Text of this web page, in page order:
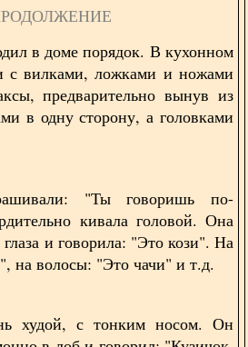
в доме порядок. В кухонном
с вилками, ложками и ножами
предварительно вынув из
в одну сторону, а головками
"Ты говоришь по-
кивала головой. Она
и говорила: "Это кози". На
на волосы: "Это чачи" и т.д.
худой, с тонким носом. Он